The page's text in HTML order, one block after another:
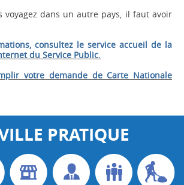
voyagez dans un autre pays, il faut avoir
consultez le service accueil de la
du Service Public.
votre demande de Carte Nationale
PRATIQUE